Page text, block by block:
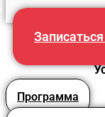
Программа